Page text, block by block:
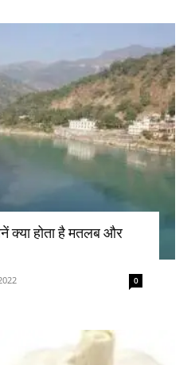
क्या होता है मतलब और
0